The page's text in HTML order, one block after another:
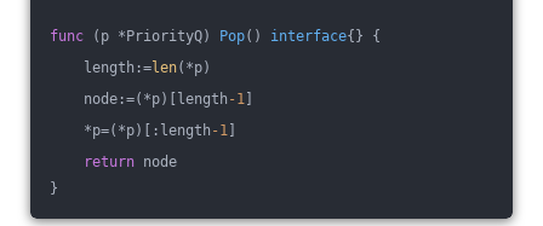
func (p *PriorityQ) Pop() interface{} {
length:=len(*p)
node:=(*p)[length -1
*p=(*p)[:length -1
return node
}